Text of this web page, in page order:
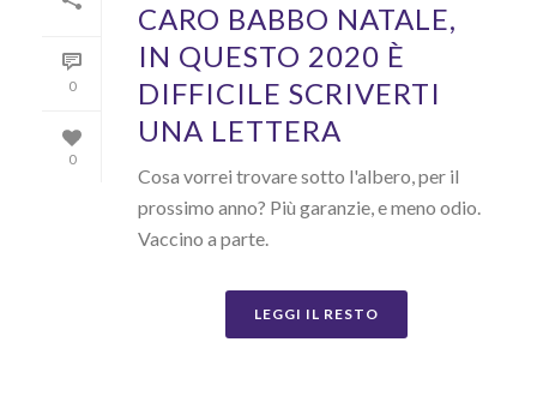
0
0
CARO BABBO NATALE,
IN QUESTO 2020 È
DIFFICILE SCRIVERTI
UNA LETTERA
Cosa vorrei trovare sotto l'albero, per il
prossimo anno? Più garanzie, e meno odio.
Vaccino a parte.
LEGGI IL RESTO